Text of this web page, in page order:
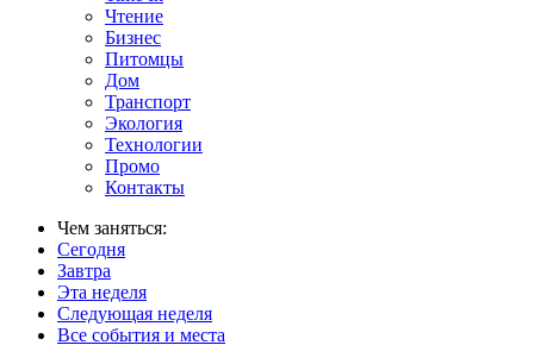
Чтение
Бизнес
Питомцы
Дом
Транспорт
Экология
Технологии
Промо
Контакты
Чем заняться:
Сегодня
Завтра
Эта неделя
Следующая неделя
Все события и места